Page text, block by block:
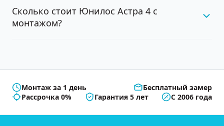
Сколько стоит Юнилос Астра 4 с
монтажом?
Монтаж за 1 день
Бесплатный замер
Рассрочка 0%
Гарантия 5 лет С 2006 года